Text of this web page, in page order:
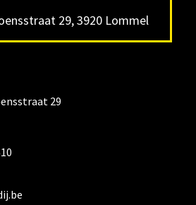
29, 3920 Lommel
29